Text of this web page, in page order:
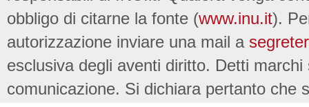
obbligo di citarne la fonte (www.inu.it).
autorizzazione inviare una mail a
esclusiva degli aventi diritto. Detti
comunicazione. Si dichiara pertanto che